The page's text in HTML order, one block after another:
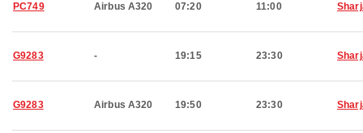
PC749 Airbus A320 07:20 11:00
G9283 - 19:15 23:30
G9283 Airbus A320 19:50 23:30